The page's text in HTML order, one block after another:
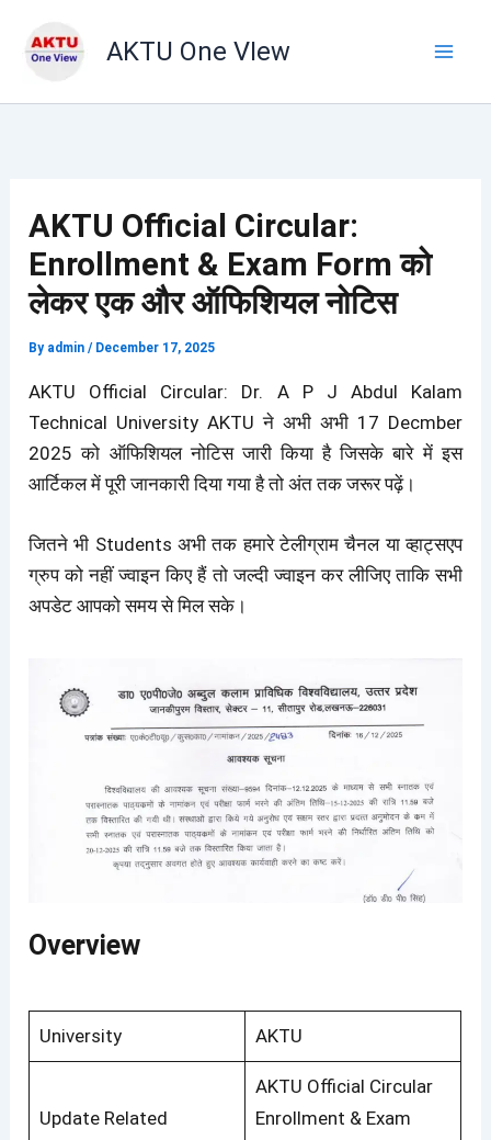
AKTU One VIew
AKTU Official Circular:
Enrollment & Exam Form को
लेकर एक और ऑफिशियल नोटिस
By admin/ December 17, 2025
AKTU Official Circular: Dr. A P J Abdul Kalam
Technical University AKTU ने अभी अभी 17 Decmber
2025 को ऑफिशियल नोटिस जारी किया है जिसके बारे में इस
आर्टिकल में पूरी जानकारी दिया गया है तो अंत तक जरूर पढ़ें।
जितने भी Students अभी तक हमारे टेलीग्राम चैनल या व्हाट्सएप
ग्रुप को नहीं ज्वाइन किए हैं तो जल्दी ज्वाइन कर लीजिए ताकि सभी
अपडेट आपको समय से मिल सके।
Overview
University AKTU
Update Related
AKTU Official Circular
Enrollment & Exam